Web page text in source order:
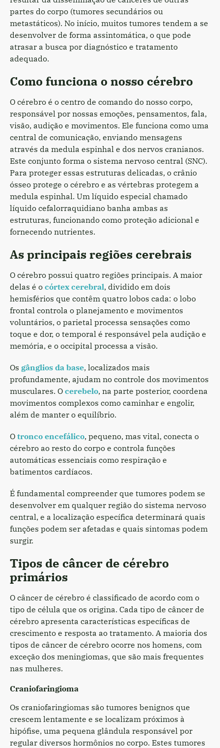
partes do corpo (tumores secundários ou
metastáticos). No início, muitos tumores tendem a se
desenvolver de forma assintomática, o que pode
atrasar a busca por diagnóstico e tratamento
adequado.
Como funciona o nosso cérebro
O cérebro é o centro de comando do nosso corpo,
responsável por nossas emoções, pensamentos, fala,
visão, audição e movimentos. Ele funciona como uma
central de comunicação, enviando mensagens
através da medula espinhal e dos nervos cranianos.
Este conjunto forma o sistema nervoso central (SNC).
Para proteger essas estruturas delicadas, o crânio
ósseo protege o cérebro e as vértebras protegem a
medula espinhal. Um líquido especial chamado
líquido cefalorraquidiano banha ambas as
estruturas, funcionando como proteção adicional e
fornecendo nutrientes.
As principais regiões cerebrais
O cérebro possui quatro regiões principais. A maior
delas é o córtex cerebral, dividido em dois
hemisférios que contêm quatro lobos cada: o lobo
frontal controla o planejamento e movimentos
voluntários, o parietal processa sensações como
toque e dor, o temporal é responsável pela audição e
memória, e o occipital processa a visão.
Os gânglios da base, localizados mais
profundamente, ajudam no controle dos movimentos
musculares. O cerebelo, na parte posterior, coordena
movimentos complexos como caminhar e engolir,
além de manter o equilíbrio.
O tronco encefálico, pequeno, mas vital, conecta o
cérebro ao resto do corpo e controla funções
automáticas essenciais como respiração e
batimentos cardíacos.
É fundamental compreender que tumores podem se
desenvolver em qualquer região do sistema nervoso
central, e a localização específica determinará quais
funções podem ser afetadas e quais sintomas podem
surgir.
Tipos de câncer de cérebro
primários
O câncer de cérebro é classificado de acordo com o
tipo de célula que os origina. Cada tipo de câncer de
cérebro apresenta características específicas de
crescimento e resposta ao tratamento. A maioria dos
tipos de câncer de cérebro ocorre nos homens, com
exceção dos meningiomas, que são mais frequentes
nas mulheres.
Craniofaringioma
Os craniofaringiomas são tumores benignos que
crescem lentamente e se localizam próximos à
hipófise, uma pequena glândula responsável por
regular diversos hormônios no corpo. Estes tumores